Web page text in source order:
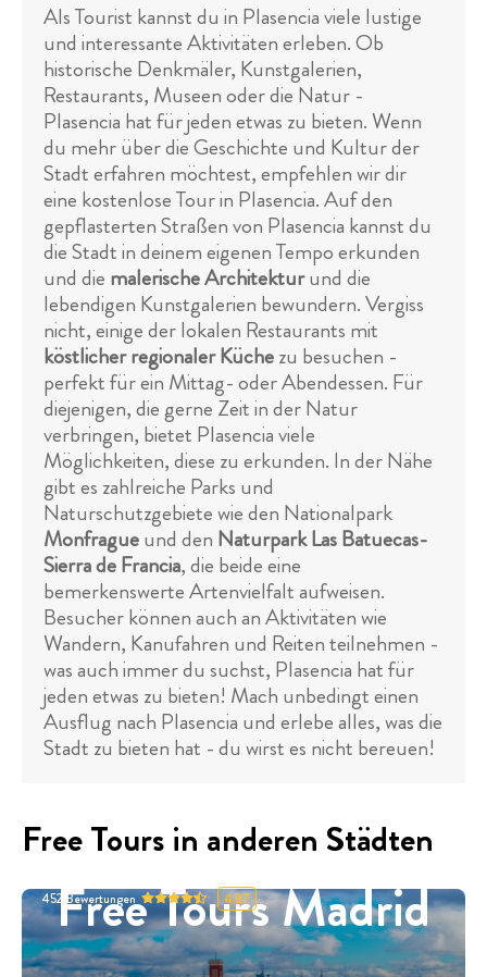
Als Tourist kannst du in Plasencia viele lustige
und interessante Aktivitäten erleben. Ob
historische Denkmäler, Kunstgalerien,
Restaurants, Museen oder die Natur -
Plasencia hat für jeden etwas zu bieten. Wenn
du mehr über die Geschichte und Kultur der
Stadt erfahren möchtest, empfehlen wir dir
eine kostenlose Tour in Plasencia. Auf den
gepflasterten Straßen von Plasencia kannst du
die Stadt in deinem eigenen Tempo erkunden
und die malerische Architekturund die
lebendigen Kunstgalerien bewundern. Vergiss
nicht, einige der lokalen Restaurants mit
köstlicher regionaler Küchezu besuchen -
perfekt für ein Mittag- oder Abendessen. Für
diejenigen, die gerne Zeit in der Natur
verbringen, bietet Plasencia viele
Möglichkeiten, diese zu erkunden. In der Nähe
gibt es zahlreiche Parks und
Naturschutzgebiete wie den Nationalpark
Monfragueund den Naturpark Las Batuecas-
Sierra de Francia, die beide eine
bemerkenswerte Artenvielfalt aufweisen.
Besucher können auch an Aktivitäten wie
Wandern, Kanufahren und Reiten teilnehmen -
was auch immer du suchst, Plasencia hat für
jeden etwas zu bieten! Mach unbedingt einen
Ausflug nach Plasencia und erlebe alles, was die
Stadt zu bieten hat - du wirst es nicht bereuen!
Free Tours in anderen Städten
Free Tours Madrid
452 Bewertungen 4.87